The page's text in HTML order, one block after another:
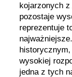
kojarzonych
pozostaje
reprezentuje
wysokiej
jedna z tych